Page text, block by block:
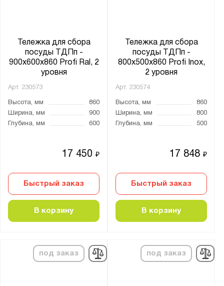
Тележка для сбора
посуды ТДПп -
900x600x860 Profi Ral, 2
уровня
Арт. 230573
Высота, мм
860
Ширина, мм
900
Глубина, мм
600
17 450₽
Быстрый заказ
В корзину
Тележка для сбора
посуды ТДПп -
800x500x860 Profi Inox,
2 уровня
Арт. 230574
Высота, мм
860
Ширина, мм
800
Глубина, мм
500
17 848₽
Быстрый заказ
В корзину
под заказ под заказ